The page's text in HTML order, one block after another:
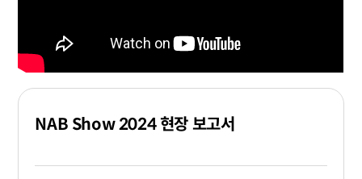
NAB Show 2024 현장 보고서